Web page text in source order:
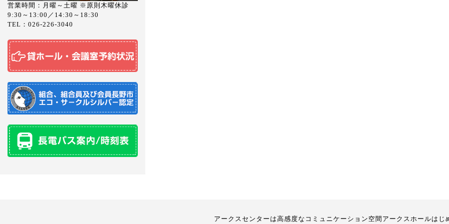
営業時間：月曜～土曜 ※原則木曜休診
9:30～13:00／14:30～18:30
TEL：026-226-3040
アークスセンターは高感度なコミュニケーション空間アークスホールはじ